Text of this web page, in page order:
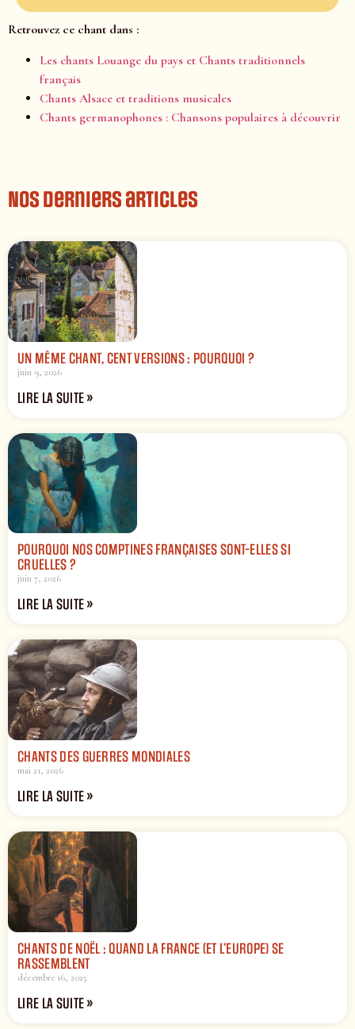
Retrouvez ce chant dans :
Les chants Louange du pays et Chants traditionnels
français
Chants Alsace et traditions musicales
Chants germanophones : Chansons populaires à découvrir
Nos derniers articles
UN MÊME CHANT, CENT VERSIONS : POURQUOI ?
juin 9, 2026
LIRE LA SUITE »
POURQUOI NOS COMPTINES FRANÇAISES SONT-ELLES SI
CRUELLES ?
juin 7, 2026
LIRE LA SUITE »
CHANTS DES GUERRES MONDIALES
mai 21, 2026
LIRE LA SUITE »
CHANTS DE NOËL : QUAND LA FRANCE (ET L’EUROPE) SE
RASSEMBLENT
décembre 16, 2025
LIRE LA SUITE »